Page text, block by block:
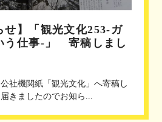
せ】「観光文化253‐ガ
う仕事‐」 寄稿しまし
社機関紙「観光文化」へ寄稿し
きましたのでお知ら...